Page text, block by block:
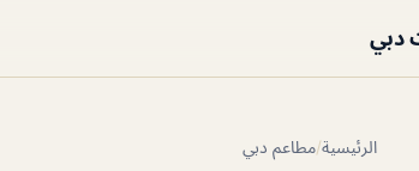
دبي
الرئيسية/مطاعم دبي